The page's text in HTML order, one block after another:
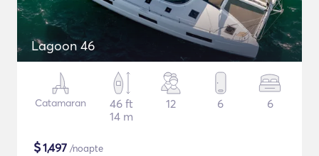
Lagoon 46
Catamaran
46 ft
14 m
12 6 6
$1,497 /noapte